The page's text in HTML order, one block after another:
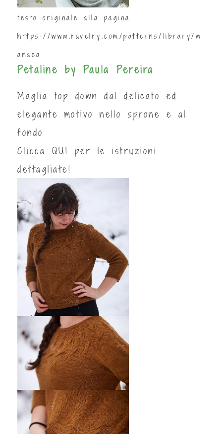
testo originale alla pagina
https://www.ravelry.com/patterns/library/m
anaca
Petaline by Paula Pereira
Maglia top down dal delicato ed
elegante motivo nello sprone e al
fondo
Clicca QUI
per le istruzioni
dettagliate!